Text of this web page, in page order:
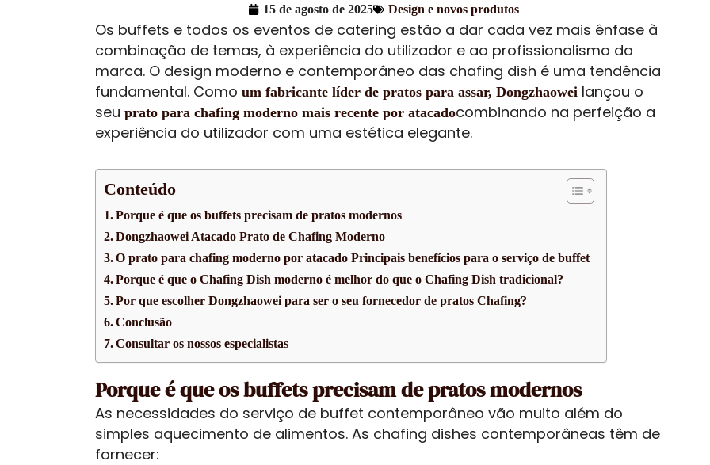
15 de agosto de 2025 Design e novos produtos
Os buffets e todos os eventos de catering estão a dar cada vez mais ênfase à
combinação de temas, à experiência do utilizador e ao profissionalismo da
marca. O design moderno e contemporâneo das chafing dish é uma tendência
fundamental. Como um fabricante líder de pratos para assar, Dongzhaowei lançou o
seu prato para chafing moderno mais recente por atacadocombinando na perfeição a
experiência do utilizador com uma estética elegante.
Conteúdo
Porque é que os buffets precisam de pratos modernos
Dongzhaowei Atacado Prato de Chafing Moderno
O prato para chafing moderno por atacado Principais benefícios para o serviço de buffet
Porque é que o Chafing Dish moderno é melhor do que o Chafing Dish tradicional?
Por que escolher Dongzhaowei para ser o seu fornecedor de pratos Chafing?
Conclusão
Consultar os nossos especialistas
Porque é que os buffets precisam de pratos modernos
As necessidades do serviço de buffet contemporâneo vão muito além do
simples aquecimento de alimentos. As chafing dishes contemporâneas têm de
fornecer: